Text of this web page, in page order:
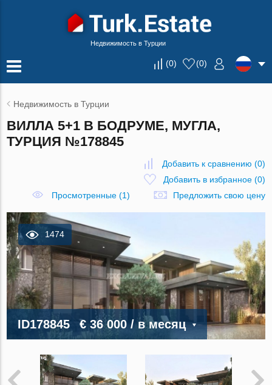
Недвижимость в Турции
(0) (0)
Недвижимость в Турции
ВИЛЛА 5+1 В БОДРУМЕ, МУГЛА,
ТУРЦИЯ №178845
Добавить к сравнению (0)
Добавить в избранное(0)
Просмотренные (1)
Предложить свою цену
1474
ID178845 € 36 000/ в месяц